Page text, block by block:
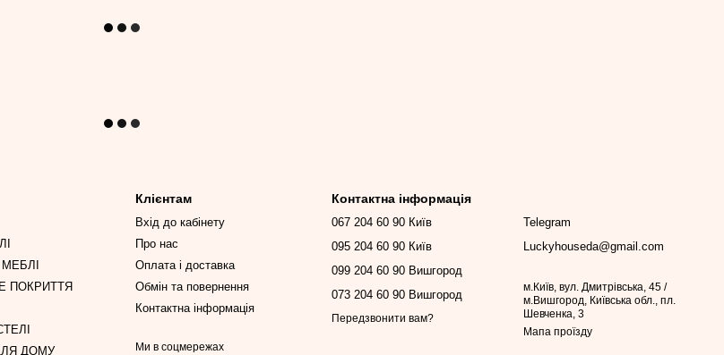
ПОКРИТТЯ
ДОМУ
Клієнтам
Вхід до кабінету
Про нас
Оплата і доставка
Обмін та повернення
Контактна інформація
Ми в соцмережах
Контактна інформація
067 204 60 90 Київ
095 204 60 90 Київ
099 204 60 90 Вишгород
073 204 60 90 Вишгород
Передзвонити вам?
Telegram
Luckyhouseda@gmail.com
м.Київ, вул. Дмитрівська, 45 /
м.Вишгород, Київська обл., пл.
Шевченка, 3
Мапа проїзду